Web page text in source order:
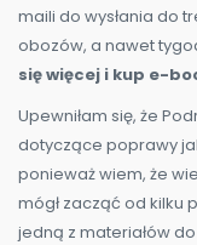
maili do wysłania do
obozów, a nawet
się więcej i kup e-
Upewniłam się, że
dotyczące poprawy
ponieważ wiem, że
mógł zacząć od kilku
jedną z materiałów